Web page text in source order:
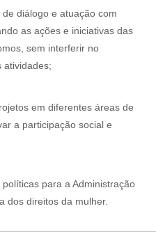
diálogo e atuação com
as ações e iniciativas das
sem interferir no
atividades;
em diferentes áreas de
a participação social e
para a Administração
dos direitos da mulher.